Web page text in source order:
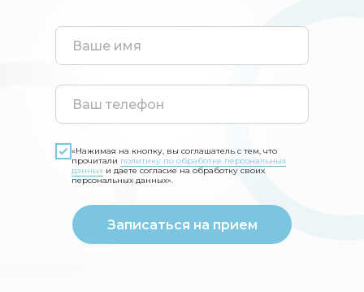
«Нажимая на кнопку, вы соглашатель с тем, что
прочитали политику по обработке персональных
данных и даете согласие на обработку своих
персональных данных».
Записаться на прием